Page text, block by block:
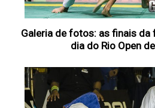
Galeria de fotos: as finais
dia do Rio Open